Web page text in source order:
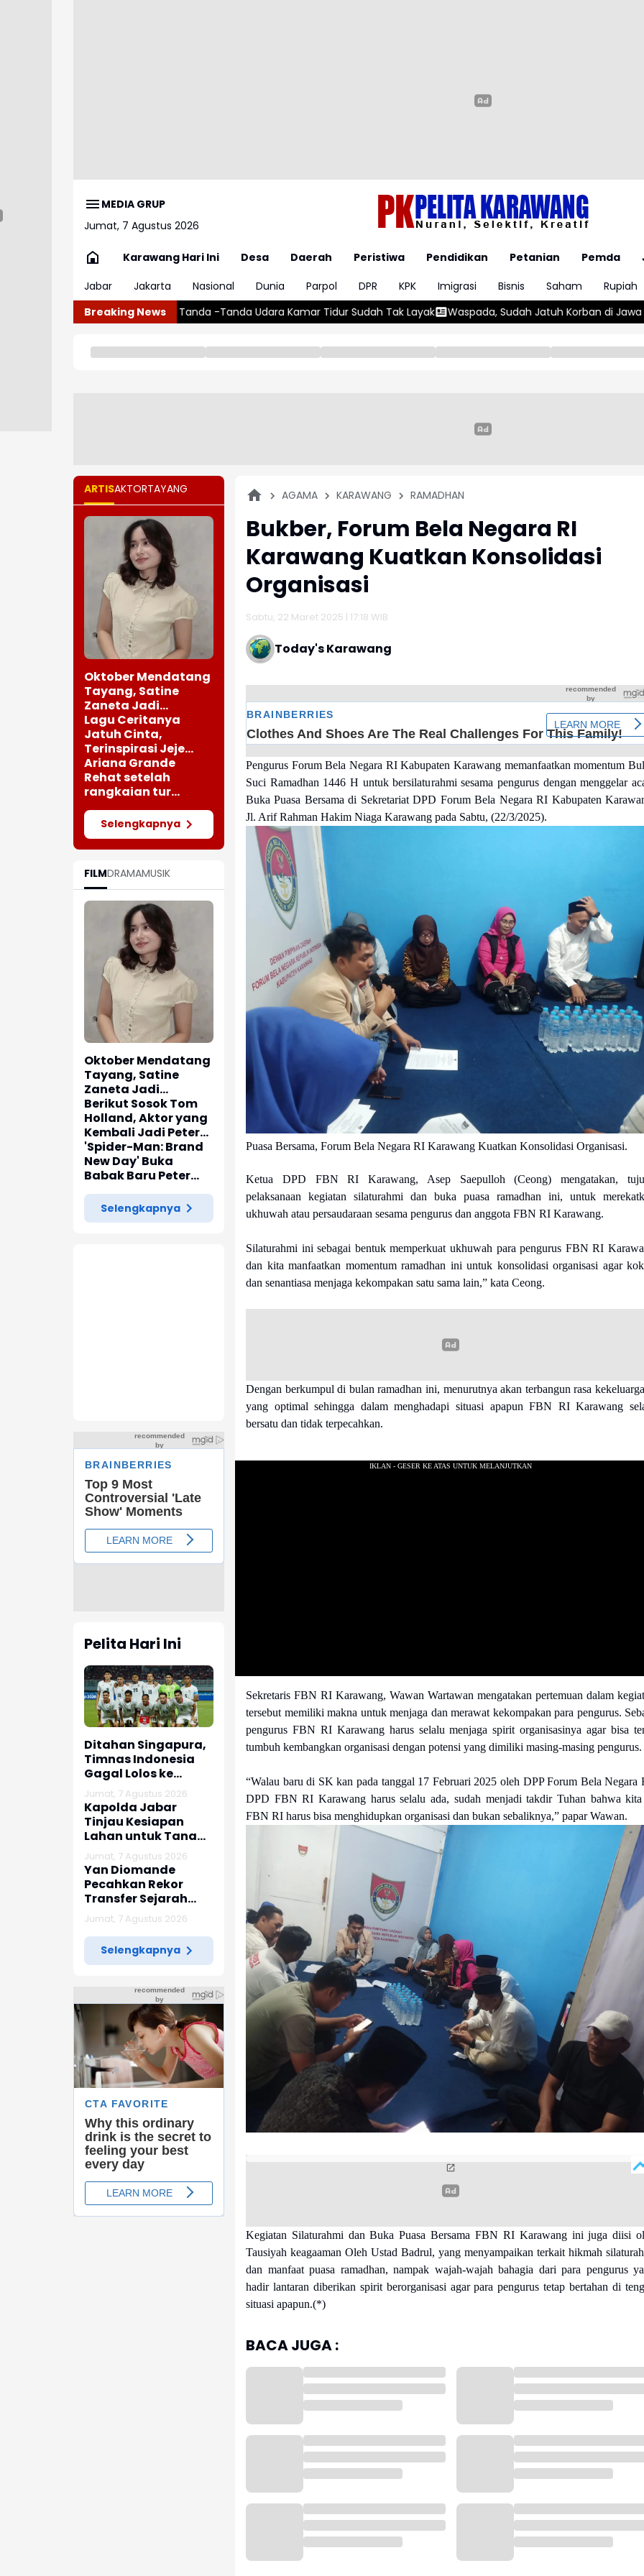
MEDIA GRUP
Jumat, 7 Agustus 2026
Karawang Hari Ini Desa Daerah Peristiwa Pendidikan Petanian Pemda
Jabar
Jakarta Nasional Dunia Parpol DPR KPK Imigrasi Bisnis Saham Rupiah
Breaking News
Tanda -Tanda Udara Kamar Tidur Sudah Tak Layak Waspada, Sudah Jatuh Korban di Jawa Barat, OJK dan Polisi Ungkap
ARTISAKTORTAYANG
Oktober Mendatang
Tayang, Satine
Zaneta Jadi
Pemeran Utama Film
Siti Si Vampir
Lagu Ceritanya
Jatuh Cinta,
Terinspirasi Jeje
saat Bertemu
Perempuan Cantik
Ariana Grande
Rehat setelah
rangkaian tur
"Eternal Sunshine"
Selengkapnya
FILMDRAMAMUSIK
Oktober Mendatang
Tayang, Satine
Zaneta Jadi
Pemeran Utama Film
Siti Si Vampir
Berikut Sosok Tom
Holland, Aktor yang
Kembali Jadi Peter
Parker di 'Spider-
Man: Brand New Day'
'Spider-Man: Brand
New Day' Buka
Babak Baru Peter
Parker di Marvel
Cinematic Universe
Selengkapnya
Pelita Hari Ini
Ditahan Singapura,
Timnas Indonesia
Gagal Lolos ke
Semifinal AFF 2026
Jumat, 7 Agustus 2026
Kapolda Jabar
Tinjau Kesiapan
Lahan untuk Tanam
Bibit Bawang Putih
di Subang
Jumat, 7 Agustus 2026
Yan Diomande
Pecahkan Rekor
Transfer Sejarah
Sepak Bola Eropa
Jumat, 7 Agustus 2026
Selengkapnya
AGAMA KARAWANG RAMADHAN
Bukber, Forum Bela Negara RI
Karawang Kuatkan Konsolidasi
Organisasi
Sabtu, 22 Maret 2025 | 17:18 WIB
Today's Karawang
Pengurus Forum Bela Negara RI Kabupaten Karawang memanfaatkan momentum
Suci Ramadhan 1446 H untuk bersilaturahmi sesama pengurus dengan menggelar
Buka Puasa Bersama di Sekretariat DPD Forum Bela Negara RI Kabupaten
Jl. Arif Rahman Hakim Niaga Karawang pada Sabtu, (22/3/2025).
Puasa Bersama, Forum Bela Negara RI Karawang Kuatkan Konsolidasi Organisasi.
Ketua DPD FBN RI Karawang, Asep Saepulloh (Ceong) mengatakan,
pelaksanaan kegiatan silaturahmi dan buka puasa ramadhan ini, untuk
ukhuwah atau persaudaraan sesama pengurus dan anggota FBN RI Karawang.
Silaturahmi ini sebagai bentuk memperkuat ukhuwah para pengurus FBN RI
dan kita manfaatkan momentum ramadhan ini untuk konsolidasi organisasi agar
dan senantiasa menjaga kekompakan satu sama lain,” kata Ceong.
Dengan berkumpul di bulan ramadhan ini, menurutnya akan terbangun rasa
yang optimal sehingga dalam menghadapi situasi apapun FBN RI Karawang
bersatu dan tidak terpecahkan.
Sekretaris FBN RI Karawang, Wawan Wartawan mengatakan pertemuan dalam
tersebut memiliki makna untuk menjaga dan merawat kekompakan para pengurus.
pengurus FBN RI Karawang harus selalu menjaga spirit organisasinya agar bisa
tumbuh kembangkan organisasi dengan potensi yang dimiliki masing-masing pengurus.
“Walau baru di SK kan pada tanggal 17 Februari 2025 oleh DPP Forum Bela Negara
DPD FBN RI Karawang harus selalu ada, sudah menjadi takdir Tuhan bahwa
FBN RI harus bisa menghidupkan organisasi dan bukan sebaliknya,” papar Wawan.
Kegiatan Silaturahmi dan Buka Puasa Bersama FBN RI Karawang ini juga diisi
Tausiyah keagaaman Oleh Ustad Badrul, yang menyampaikan terkait hikmah
dan manfaat puasa ramadhan, nampak wajah-wajah bahagia dari para pengurus
hadir lantaran diberikan spirit berorganisasi agar para pengurus tetap bertahan di
situasi apapun.(*)
BACA JUGA :